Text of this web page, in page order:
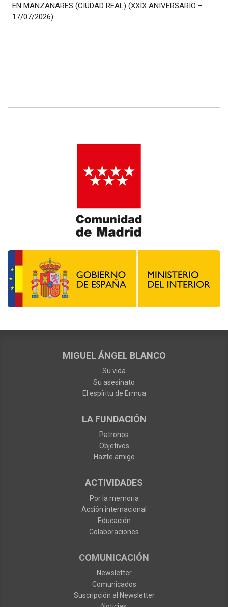
EN MANZANARES (CIUDAD REAL) (XXIX ANIVERSARIO –
17/07/2026)
MIGUEL ÁNGEL BLANCO
Su vida
Su asesinato
El espíritu de Ermua
LA FUNDACIÓN
Patronos
Objetivos
Hazte amigo
ACTIVIDADES
Por la memoria
Acción internacional
Educación
Colaboraciones
COMUNICACIÓN
Newsletter
Comunicados
Suscripción al Newsletter